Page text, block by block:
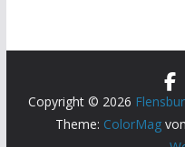
Copyright © 2026
Theme: ColorMag